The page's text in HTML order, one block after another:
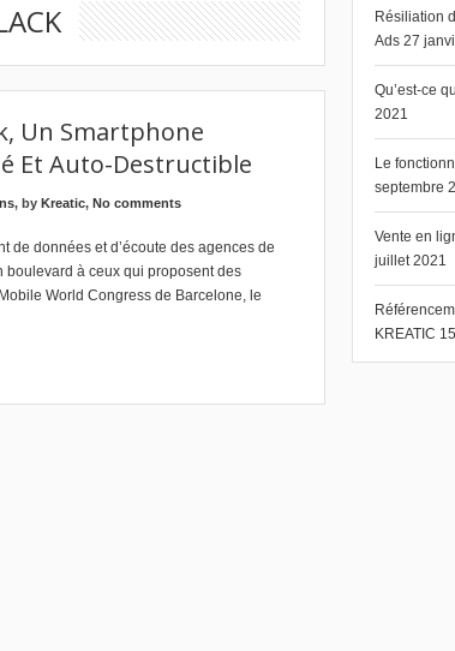
Un Smartphone
Et Auto-Destructible
, by Kreatic, No comments
de données et d’écoute des agences de
à ceux qui proposent des
World Congress de Barcelone, le
Résiliation
Ads 27
Qu’est-ce
2021
Le
septembre
Vente en
juillet 2021
KREATIC